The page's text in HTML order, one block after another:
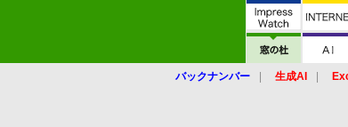
バックナンバー 生成AI